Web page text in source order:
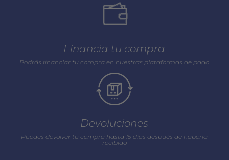
Financia tu compra
Podrás financiar tu compra en nuestras plataformas de pago
Devoluciones
Puedes devolver tu compra hasta 15 días después de haberla
recibido